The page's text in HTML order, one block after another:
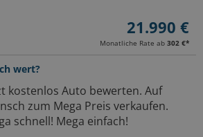
21.990 €
Monatliche Rate ab 302 €*
wert?
kostenlos Auto bewerten. Auf
zum Mega Preis verkaufen.
schnell! Mega einfach!